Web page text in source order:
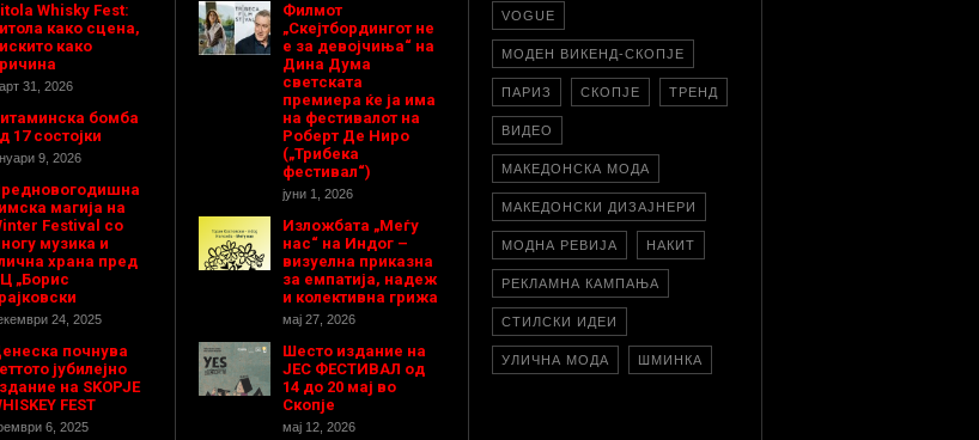
Whisky Fest:
како сцена,
како
31, 2026
бомба
17 состојки
9, 2026
магија на
Festival со
музика и
храна пред
„Борис
24, 2025
почнува
јубилејно
на SKOPJE
FEST
6, 2025
Филмот
„Скејтбордингот не
е за девојчиња“ на
Дина Дума
светската
премиера ќе ја има
на фестивалот на
Роберт Де Ниро
(„Трибека
фестивал“)
јуни 1, 2026
Изложбата „Меѓу
нас“ на Индог –
визуелна приказна
за емпатија, надеж
и колективна грижа
мај 27, 2026
Шесто издание на
ЈЕС ФЕСТИВАЛ од
14 до 20 мај во
Скопје
мај 12, 2026
VOGUE
МОДЕН ВИКЕНД-СКОПЈЕ
ПАРИЗ СКОПЈЕ ТРЕНД
ВИДЕО
МАКЕДОНСКА МОДА
МАКЕДОНСКИ ДИЗАЈНЕРИ
МОДНА РЕВИЈА НАКИТ
РЕКЛАМНА КАМПАЊА
СТИЛСКИ ИДЕИ
УЛИЧНА МОДА ШМИНКА